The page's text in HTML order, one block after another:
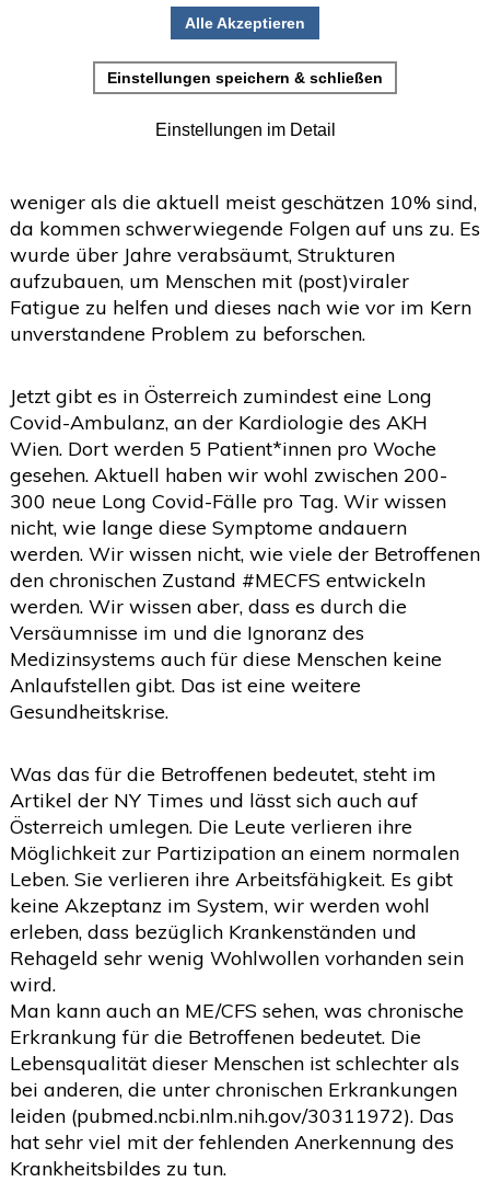
Einladung zur Studienteilnahme
>März(1)
>Februar(5)
>Januar(4)
>2025(72)
>2023(18)
>2022(119)
>2021(468)
>2020(26)
>2019(45)
>2018(3)
>2017(4)
>2016(1)
>2015(2)
Von Dr. STingl #LongCovid ist nicht selten. Es ist
eine Gesundheitskrise.
Ein Artikel in The New York Times benennt das
Problem. Wir wissen nach wie vor nicht genau, wie
weniger als die aktuell meist geschätzen 10% sind,
da kommen schwerwiegende Folgen auf uns zu. Es
wurde über Jahre verabsäumt, Strukturen
aufzubauen, um Menschen mit (post)viraler
Fatigue zu helfen und dieses nach wie vor im Kern
unverstandene Problem zu beforschen.
Jetzt gibt es in Österreich zumindest eine Long
Covid-Ambulanz, an der Kardiologie des AKH
Wien. Dort werden 5 Patient*innen pro Woche
gesehen. Aktuell haben wir wohl zwischen 200-
300 neue Long Covid-Fälle pro Tag. Wir wissen
nicht, wie lange diese Symptome andauern
werden. Wir wissen nicht, wie viele der Betroffenen
den chronischen Zustand #MECFS entwickeln
werden. Wir wissen aber, dass es durch die
Versäumnisse im und die Ignoranz des
Medizinsystems auch für diese Menschen keine
Anlaufstellen gibt. Das ist eine weitere
Gesundheitskrise.
Was das für die Betroffenen bedeutet, steht im
Artikel der NY Times und lässt sich auch auf
Österreich umlegen. Die Leute verlieren ihre
Möglichkeit zur Partizipation an einem normalen
Leben. Sie verlieren ihre Arbeitsfähigkeit. Es gibt
keine Akzeptanz im System, wir werden wohl
erleben, dass bezüglich Krankenständen und
Rehageld sehr wenig Wohlwollen vorhanden sein
wird.
Man kann auch an ME/CFS sehen, was chronische
Erkrankung für die Betroffenen bedeutet. Die
Lebensqualität dieser Menschen ist schlechter als
bei anderen, die unter chronischen Erkrankungen
leiden (pubmed.ncbi.nlm.nih.gov/30311972). Das
hat sehr viel mit der fehlenden Anerkennung des
Krankheitsbildes zu tun.